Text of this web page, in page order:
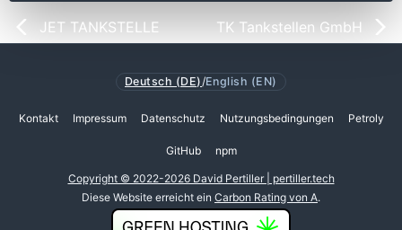
JET TANKSTELLE TK Tankstellen GmbH
Deutsch (DE)/English (EN)
Kontakt Impressum Datenschutz Nutzungsbedingungen Petroly
GitHub npm
Copyright © 2022-2026 David Pertiller | pertiller.tech
Diese Website erreicht ein Carbon Rating von A.